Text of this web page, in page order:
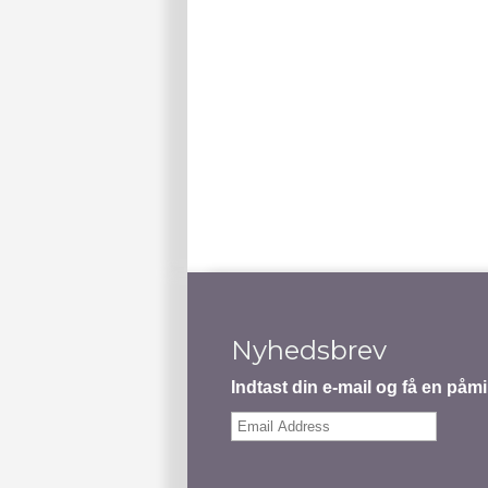
Nyhedsbrev
Indtast din e-mail og få en
Email